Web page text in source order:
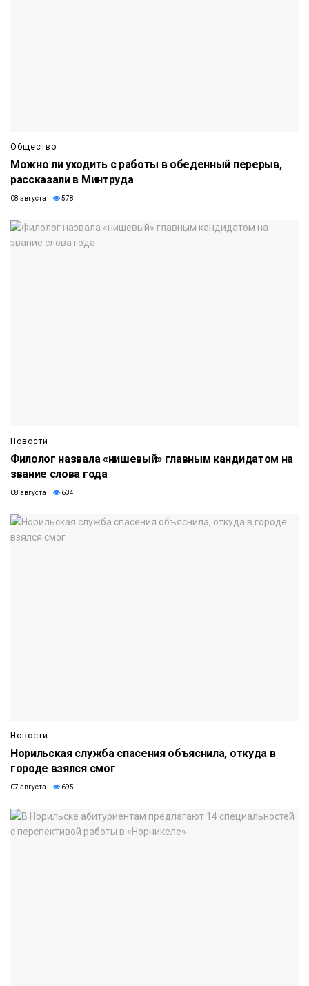
Общество
Можно ли уходить с работы в обеденный перерыв,
рассказали в Минтруда
08 августа 578
Новости
Филолог назвала «нишевый» главным кандидатом на
звание слова года
08 августа 634
Новости
Норильская служба спасения объяснила, откуда в
городе взялся смог
07 августа 695